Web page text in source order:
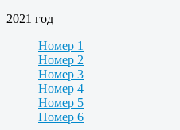
2021 год
Номер 1
Номер 2
Номер 3
Номер 4
Номер 5
Номер 6